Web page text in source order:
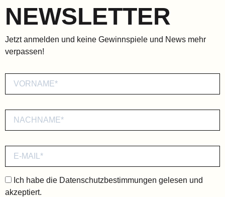
NEWSLETTER
Jetzt anmelden und keine Gewinnspiele und News mehr
verpassen!
Ich habe die Datenschutzbestimmungen gelesen und
akzeptiert.